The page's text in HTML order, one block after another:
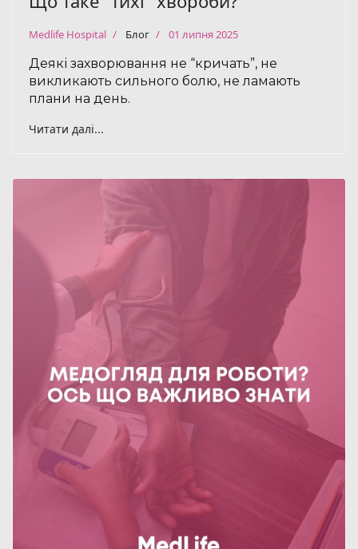
Medlife Hospital Блог 01 липня 2025
Деякі захворювання не “кричать”, не
викликають сильного болю, не ламають
плани на день.
Читати далі...